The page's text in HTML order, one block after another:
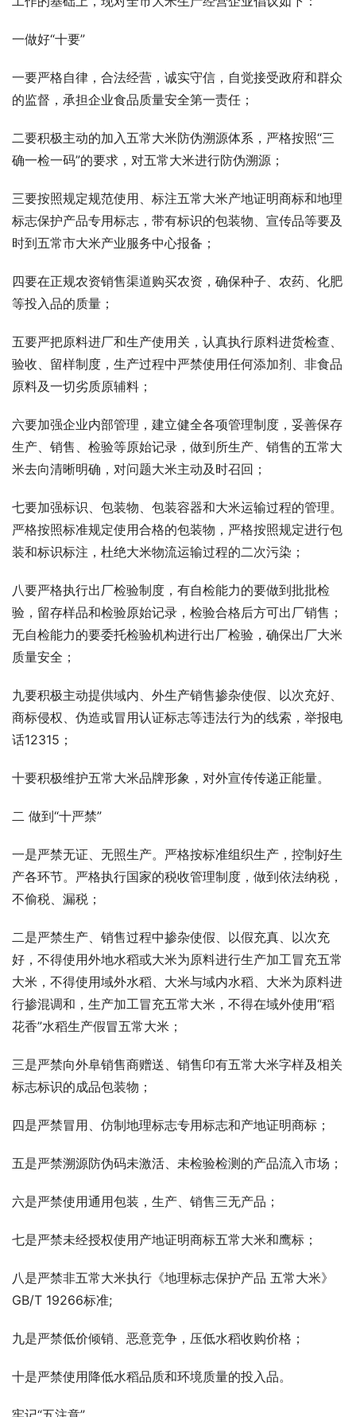
一做好“十要”
一要严格自律，合法经营，诚实守信，自觉接受政府和群众
的监督，承担企业食品质量安全第一责任；
二要积极主动的加入五常大米防伪溯源体系，严格按照“三
确一检一码”的要求，对五常大米进行防伪溯源；
三要按照规定规范使用、标注五常大米产地证明商标和地理
标志保护产品专用标志，带有标识的包装物、宣传品等要及
时到五常市大米产业服务中心报备；
四要在正规农资销售渠道购买农资，确保种子、农药、化肥
等投入品的质量；
五要严把原料进厂和生产使用关，认真执行原料进货检查、
验收、留样制度，生产过程中严禁使用任何添加剂、非食品
原料及一切劣质原辅料；
六要加强企业内部管理，建立健全各项管理制度，妥善保存
生产、销售、检验等原始记录，做到所生产、销售的五常大
米去向清晰明确，对问题大米主动及时召回；
七要加强标识、包装物、包装容器和大米运输过程的管理。
严格按照标准规定使用合格的包装物，严格按照规定进行包
装和标识标注，杜绝大米物流运输过程的二次污染；
八要严格执行出厂检验制度，有自检能力的要做到批批检
验，留存样品和检验原始记录，检验合格后方可出厂销售；
无自检能力的要委托检验机构进行出厂检验，确保出厂大米
质量安全；
九要积极主动提供域内、外生产销售掺杂使假、以次充好、
商标侵权、伪造或冒用认证标志等违法行为的线索，举报电
话12315；
十要积极维护五常大米品牌形象，对外宣传传递正能量。
二 做到“十严禁”
一是严禁无证、无照生产。严格按标准组织生产，控制好生
产各环节。严格执行国家的税收管理制度，做到依法纳税，
不偷税、漏税；
二是严禁生产、销售过程中掺杂使假、以假充真、以次充
好，不得使用外地水稻或大米为原料进行生产加工冒充五常
大米，不得使用域外水稻、大米与域内水稻、大米为原料进
行掺混调和，生产加工冒充五常大米，不得在域外使用“稻
花香”水稻生产假冒五常大米；
三是严禁向外阜销售商赠送、销售印有五常大米字样及相关
标志标识的成品包装物；
四是严禁冒用、仿制地理标志专用标志和产地证明商标；
五是严禁溯源防伪码未激活、未检验检测的产品流入市场；
六是严禁使用通用包装，生产、销售三无产品；
七是严禁未经授权使用产地证明商标五常大米和鹰标；
八是严禁非五常大米执行《地理标志保护产品 五常大米》
GB/T 19266标准;
九是严禁低价倾销、恶意竞争，压低水稻收购价格；
十是严禁使用降低水稻品质和环境质量的投入品。